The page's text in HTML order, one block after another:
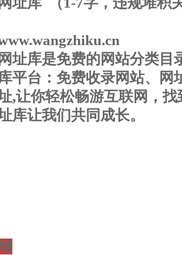
www.wangzhiku.cn
址库是免费的网站分类目
平台：免费收录网站、网
,让你轻松畅游互联网，
库让我们共同成长。